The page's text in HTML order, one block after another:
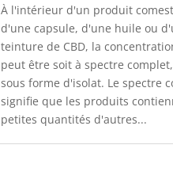
À l'intérieur d'un produit
d'une capsule, d'une huile ou
teinture de CBD, la
peut être soit à spectre
sous forme d'isolat. Le spectre
signifie que les produits
petites quantités d'autres...